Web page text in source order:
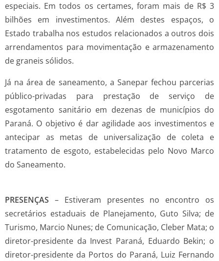
especiais. Em todos os certames, foram mais de R$ 3
bilhões em investimentos. Além destes espaços, o
Estado trabalha nos estudos relacionados a outros dois
arrendamentos para movimentação e armazenamento
de graneis sólidos.
Já na área de saneamento, a Sanepar fechou parcerias
público-privadas para prestação de serviço de
esgotamento sanitário em dezenas de municípios do
Paraná. O objetivo é dar agilidade aos investimentos e
antecipar as metas de universalização de coleta e
tratamento de esgoto, estabelecidas pelo Novo Marco
do Saneamento.
PRESENÇAS – Estiveram presentes no encontro os
secretários estaduais de Planejamento, Guto Silva; de
Turismo, Marcio Nunes; de Comunicação, Cleber Mata; o
diretor-presidente da Invest Paraná, Eduardo Bekin; o
diretor-presidente da Portos do Paraná, Luiz Fernando